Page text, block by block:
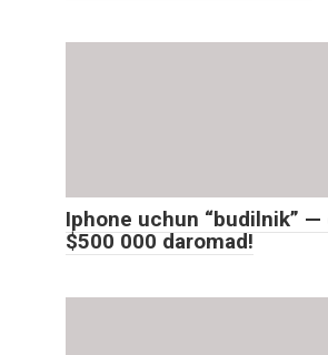
Iphone uchun “budilnik” —
$500 000 daromad!